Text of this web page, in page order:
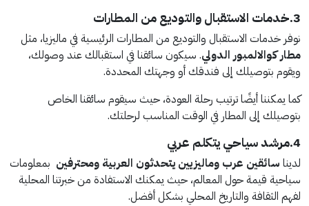
3.خدمات الاستقبال والتوديع من المطارات
نوفر خدمات الاستقبال والتوديع من المطارات الرئيسية في ماليزيا، مثل
مطار كوالالمبور الدولي. سيكون سائقنا في استقبالك عند وصولك،
ويقوم بتوصيلك إلى فندقك أو وجهتك المحددة.
كما يمكننا أيضًا ترتيب رحلة العودة، حيث سيقوم سائقنا الخاص
بتوصيلك إلى المطار في الوقت المناسب لرحلتك.
4.مرشد سياحي يتكلم عربي
لدينا سائقين عرب وماليزيين يتحدثون العربية ومحترفين بمعلومات
سياحية قيمة حول المعالم، حيث يمكنك الاستفادة من خبرتنا المحلية
لفهم الثقافة والتاريخ المحلي بشكل أفضل.